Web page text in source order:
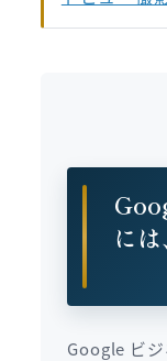
に
Google ビ